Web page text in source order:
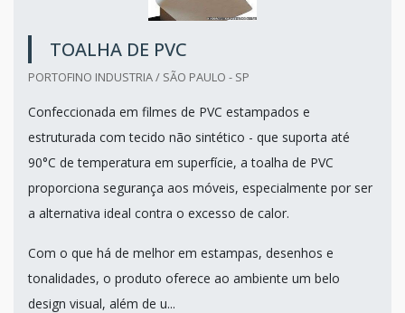
TOALHA DE PVC
PORTOFINO INDUSTRIA / SÃO PAULO - SP
Confeccionada em filmes de PVC estampados e
estruturada com tecido não sintético - que suporta até
90°C de temperatura em superfície, a toalha de PVC
proporciona segurança aos móveis, especialmente por ser
a alternativa ideal contra o excesso de calor.
Com o que há de melhor em estampas, desenhos e
tonalidades, o produto oferece ao ambiente um belo
design visual, além de u...